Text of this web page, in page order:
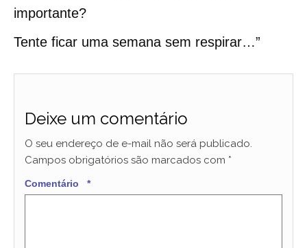
importante?
Tente ficar uma semana sem respirar…”
Deixe um comentário
O seu endereço de e-mail não será publicado.
Campos obrigatórios são marcados com *
Comentário*